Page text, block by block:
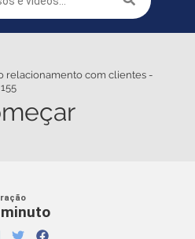
relacionamento com clientes -